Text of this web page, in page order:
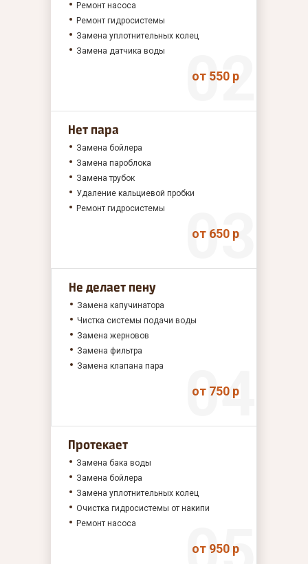
Ремонт насоса
Ремонт гидросистемы
Замена уплотнительных колец
Замена датчика воды
от 550 р
Нет пара
Замена бойлера
Замена пароблока
Замена трубок
Удаление кальциевой пробки
Ремонт гидросистемы
от 650 р
Не делает пену
Замена капучинатора
Чистка системы подачи воды
Замена жерновов
Замена фильтра
Замена клапана пара
от 750 р
Протекает
Замена бака воды
Замена бойлера
Замена уплотнительных колец
Очистка гидросистемы от накипи
Ремонт насоса
от 950 р